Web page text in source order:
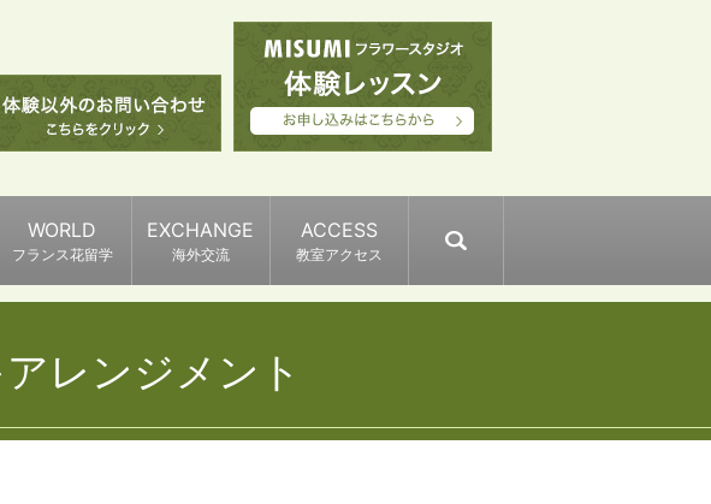
WORLD
フランス花留学
EXCHANGE
海外交流
ACCESS
教室アクセス
レンジメント